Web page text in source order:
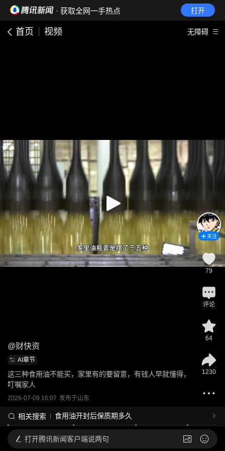
· 获取全网一手热点 打开
首页 视频 无障碍
@财快资
AI章节
这三种食用油不能买，家里有的要留意，有钱人早就懂得，
叮嘱家人
2026-07-09 16:07 发布于山东
相关搜索 食用油开封后保质期多久
关注
79
评论
64
1230
打开腾讯新闻客户端说两句